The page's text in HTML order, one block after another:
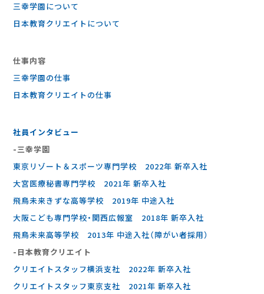
三幸学園について
日本教育クリエイトについて
仕事内容
三幸学園の仕事
⽇本教育クリエイトの仕事
社員インタビュー
-三幸学園
東京リゾート＆スポーツ専門学校 2022年 新卒入社
大宮医療秘書専門学校 2021年 新卒入社
飛鳥未来きずな高等学校 2019年 中途入社
大阪こども専門学校・関西広報室 2018年 新卒入社
飛鳥未来高等学校 2013年 中途入社（障がい者採用）
-⽇本教育クリエイト
クリエイトスタッフ横浜支社 2022年 新卒入社
クリエイトスタッフ東京支社 2021年 新卒入社